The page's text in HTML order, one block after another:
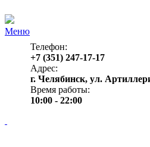
Меню
Телефон:
+7 (351) 247-17-17
Адрес:
г. Челябинск, ул.
Время работы:
10:00 - 22:00